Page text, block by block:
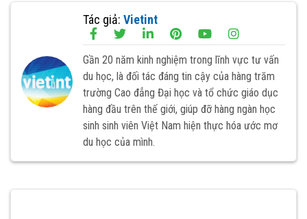
Tác giả: Vietint
Gần 20 năm kinh nghiệm trong lĩnh vực tư vấn
du học, là đối tác đáng tin cậy của hàng trăm
trường Cao đẳng Đại học và tổ chức giáo dục
hàng đầu trên thế giới, giúp đỡ hàng ngàn học
sinh sinh viên Việt Nam hiện thực hóa ước mơ
du học của mình.